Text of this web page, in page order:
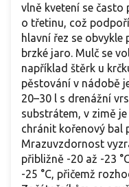
vlně kvetení se
o třetinu, což
hlavní řez se obvykle
brzké jaro. Mulč se
například štěrk u
pěstování v nádobě
20–30 l s drenážní
substrátem, v zimě
chránit kořenový bal
Mrazuvzdornost
přibližně -20 až -23
-25 °C, přičemž